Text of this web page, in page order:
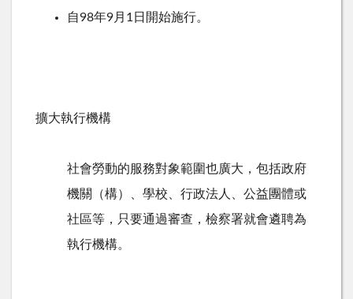
自98年9月1日開始施行。
擴大執行機構
社會勞動的服務對象範圍也廣大，包括政府
機關（構）、學校、行政法人、公益團體或
社區等，只要通過審查，檢察署就會遴聘為
執行機構。